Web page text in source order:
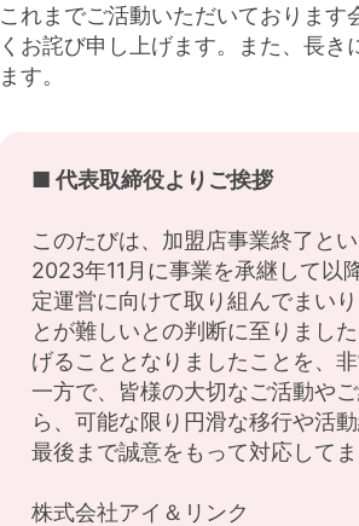
これまでご活動いただいておりま
くお詫び申し上げます。また、長
ます。
■ 代表取締役よりご挨拶
このたびは、加盟店事業終了と
2023年11月に事業を承継して以
定運営に向けて取り組んでまい
とが難しいとの判断に至りまし
げることとなりましたことを、
一方で、皆様の大切なご活動や
ら、可能な限り円滑な移行や活
最後まで誠意をもって対応して
株式会社アイ＆リンク